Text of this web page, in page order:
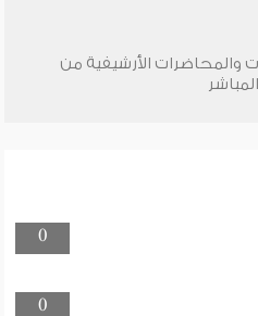
والمحاضرات الأرشيفية من
0
0